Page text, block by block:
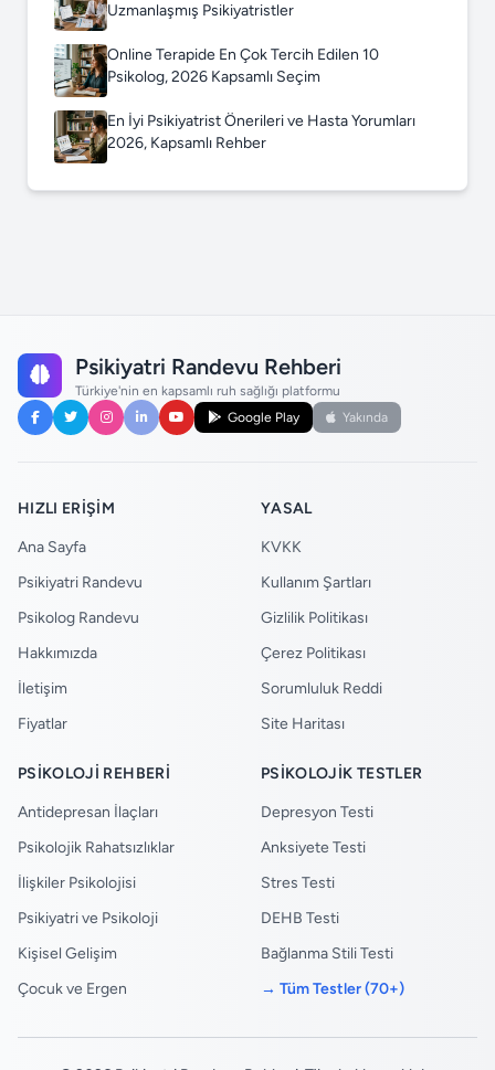
Uzmanlaşmış Psikiyatristler
Online Terapide En Çok Tercih Edilen 10
Psikolog, 2026 Kapsamlı Seçim
En İyi Psikiyatrist Önerileri ve Hasta Yorumları
2026, Kapsamlı Rehber
Psikiyatri Randevu Rehberi
Türkiye'nin en kapsamlı ruh sağlığı platformu
Google Play
Yakında
HIZLI ERIŞIM
Ana Sayfa
Psikiyatri Randevu
Psikolog Randevu
Hakkımızda
İletişim
Fiyatlar
YASAL
KVKK
Kullanım Şartları
Gizlilik Politikası
Çerez Politikası
Sorumluluk Reddi
Site Haritası
PSIKOLOJI REHBERI
Antidepresan İlaçları
Psikolojik Rahatsızlıklar
İlişkiler Psikolojisi
Psikiyatri ve Psikoloji
Kişisel Gelişim
Çocuk ve Ergen
PSIKOLOJIK TESTLER
Depresyon Testi
Anksiyete Testi
Stres Testi
DEHB Testi
Bağlanma Stili Testi
→ Tüm Testler (70+)